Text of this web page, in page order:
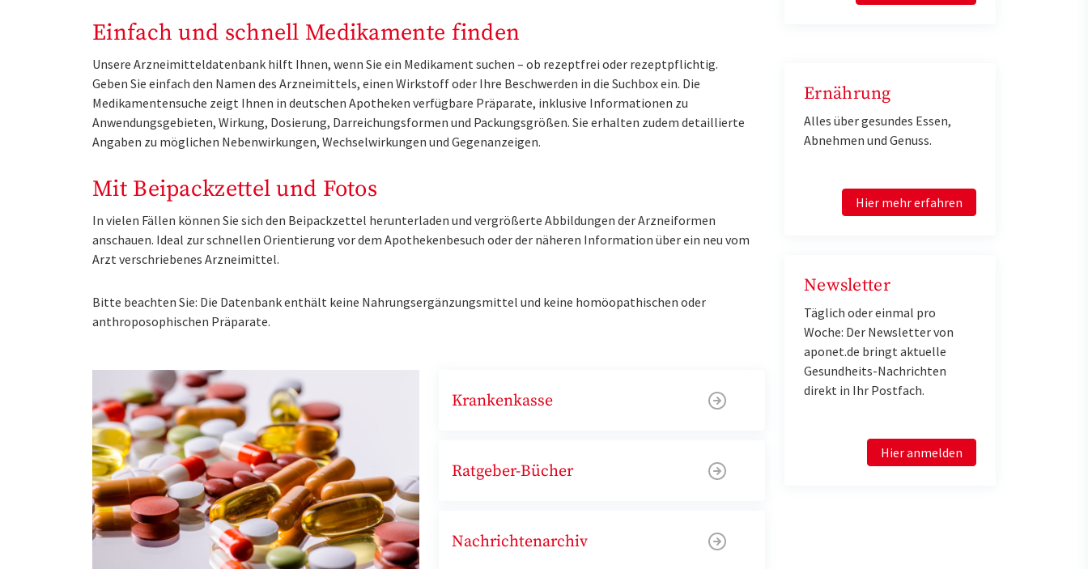
Einfach und schnell Medikamente finden
Unsere Arzneimitteldatenbank hilft Ihnen, wenn Sie ein Medikament suchen – ob rezeptfrei oder rezeptpflichtig.
Geben Sie einfach den Namen des Arzneimittels, einen Wirkstoff oder Ihre Beschwerden in die Suchbox ein. Die
Medikamentensuche zeigt Ihnen in deutschen Apotheken verfügbare Präparate, inklusive Informationen zu
Anwendungsgebieten, Wirkung, Dosierung, Darreichungsformen und Packungsgrößen. Sie erhalten zudem detaillierte
Angaben zu möglichen Nebenwirkungen, Wechselwirkungen und Gegenanzeigen.
Mit Beipackzettel und Fotos
In vielen Fällen können Sie sich den Beipackzettel herunterladen und vergrößerte Abbildungen der Arzneiformen
anschauen. Ideal zur schnellen Orientierung vor dem Apothekenbesuch oder der näheren Information über ein neu vom
Arzt verschriebenes Arzneimittel.
Bitte beachten Sie: Die Datenbank enthält keine Nahrungsergänzungsmittel und keine homöopathischen oder
anthroposophischen Präparate.
Krankenkasse
Ratgeber-Bücher
Nachrichtenarchiv
Ernährung
Alles über gesundes Essen,
Abnehmen und Genuss.
Hier mehr erfahren
Newsletter
Täglich oder einmal pro
Woche: Der Newsletter von
aponet.de bringt aktuelle
Gesundheits-Nachrichten
direkt in Ihr Postfach.
Hier anmelden